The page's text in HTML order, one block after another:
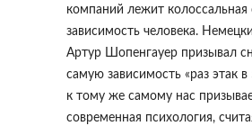
компаний лежит колоссальная
зависимость человека.
Артур Шопенгауер призывал
самую зависимость «раз этак в
к тому же самому нас
современная психология,